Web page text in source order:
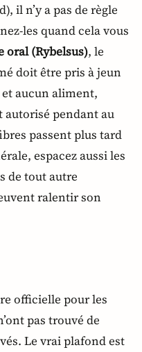
il n’y a pas de règle
les quand cela vous
oral (Rybelsus), le
doit être pris à jeun
et aucun aliment,
autorisé pendant au
passent plus tard
espacez aussi les
de tout autre
ralentir son
officielle pour les
pas trouvé de
Le vrai plafond est